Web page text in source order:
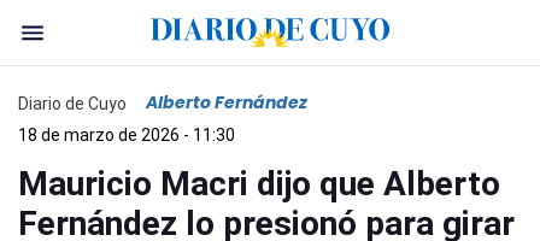
Diario de Cuyo Alberto Fernández
18 de marzo de 2026 - 11:30
Mauricio Macri dijo que Alberto
Fernández lo presionó para girar